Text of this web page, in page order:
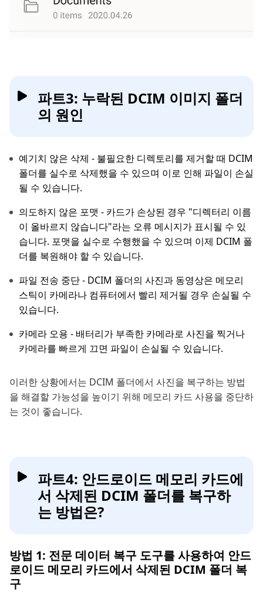
파트3: 누락된 DCIM 이미지 폴더
의 원인
예기치 않은 삭제 - 불필요한 디렉토리를 제거할 때 DCIM
폴더를 실수로 삭제했을 수 있으며 이로 인해 파일이 손실
될 수 있습니다.
의도하지 않은 포맷 - 카드가 손상된 경우 "디렉터리 이름
이 올바르지 않습니다"라는 오류 메시지가 표시될 수 있
습니다. 포맷을 실수로 수행했을 수 있으며 이제 DCIM 폴
더를 복원해야 할 수 있습니다.
파일 전송 중단 - DCIM 폴더의 사진과 동영상은 메모리
스틱이 카메라나 컴퓨터에서 빨리 제거될 경우 손실될 수
있습니다.
카메라 오용 - 배터리가 부족한 카메라로 사진을 찍거나
카메라를 빠르게 끄면 파일이 손실될 수 있습니다.
이러한 상황에서는 DCIM 폴더에서 사진을 복구하는 방법
을 해결할 가능성을 높이기 위해 메모리 카드 사용을 중단하
는 것이 좋습니다.
파트4: 안드로이드 메모리 카드에
서 삭제된 DCIM 폴더를 복구하
는 방법은?
방법 1: 전문 데이터 복구 도구를 사용하여 안드
로이드 메모리 카드에서 삭제된 DCIM 폴더 복
구